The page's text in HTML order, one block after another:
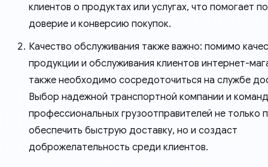
клиентов о продуктах или услугах, что помогает
доверие и конверсию покупок.
Качество обслуживания также важно: помимо
продукции и обслуживания клиентов интернет-
также необходимо сосредоточиться на службе
Выбор надежной транспортной компании и
профессиональных грузоотправителей не только
обеспечить быструю доставку, но и создаст
доброжелательность среди клиентов.